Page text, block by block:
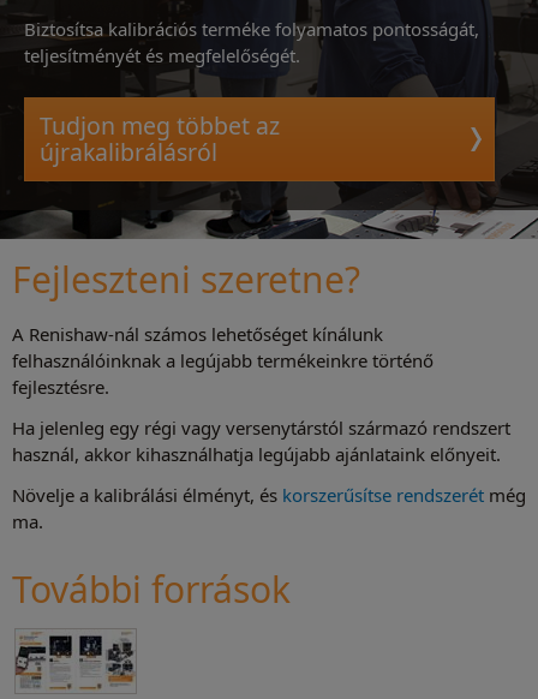
Biztosítsa kalibrációs terméke folyamatos pontosságát,
teljesítményét és megfelelőségét.
Tudjon meg többet az
újrakalibrálásról
Fejleszteni szeretne?
A Renishaw-nál számos lehetőséget kínálunk
felhasználóinknak a legújabb termékeinkre történő
fejlesztésre.
Ha jelenleg egy régi vagy versenytárstól származó rendszert
használ, akkor kihasználhatja legújabb ajánlataink előnyeit.
Növelje a kalibrálási élményt, és korszerűsítse rendszerét még
ma.
További források